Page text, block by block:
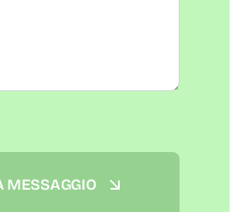
MESSAGGIO